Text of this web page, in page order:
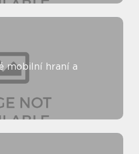
mobilní hraní a